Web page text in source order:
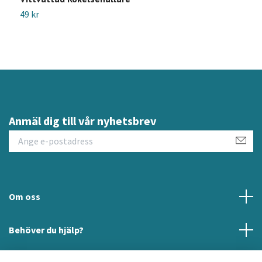
49 kr
Anmäl dig till vår nyhetsbrev
Om oss
Behöver du hjälp?